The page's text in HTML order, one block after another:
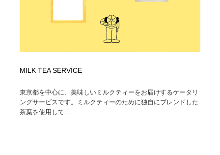
MILK TEA SERVICE
東京都を中心に、美味しいミルクティーをお届けするケータリ
ングサービスです。ミルクティーのために独自にブレンドした
茶葉を使用して...